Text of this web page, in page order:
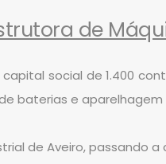
de
social de 1.400
baterias e aparelhagem
de Aveiro,